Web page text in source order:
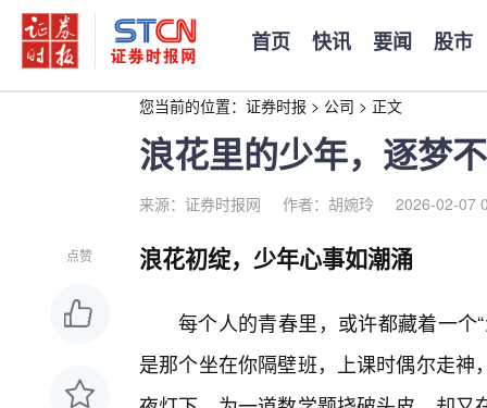
首页 快讯 要闻 股市
您当前的位置： 证券时报 > 公司 > 正文
浪花里的少年，逐梦
来源：证券时报网 作者：胡婉玲 2026-02-07
点赞 浪花初绽，少年心事如潮涌
每个人的青春里，或许都藏着一个
是那个坐在你隔壁班，上课时偶尔走